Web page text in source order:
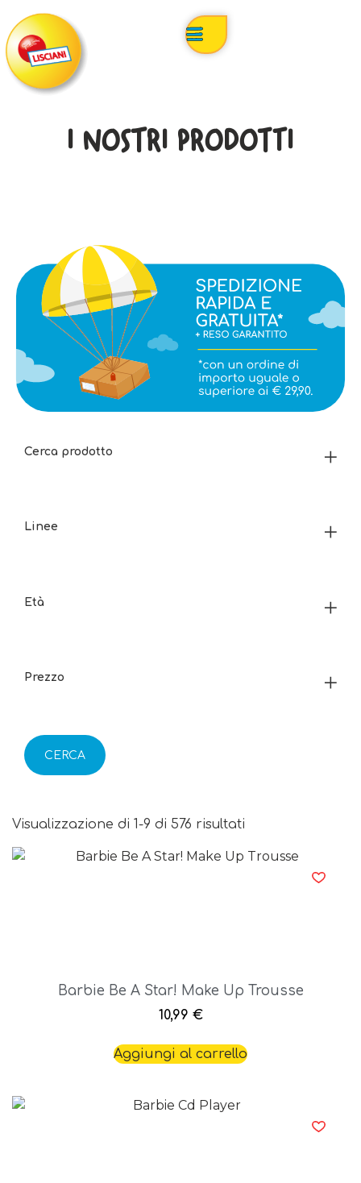
I NOSTRI PRODOTTI
Cerca prodotto
Linee
Età
Prezzo
CERCA
Visualizzazione di 1-9 di 576 risultati
Barbie Be A Star! Make Up Trousse
10,99 €
Aggiungi al carrello